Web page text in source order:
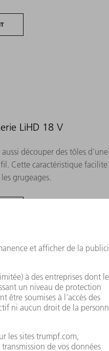
LiHD 18 V
découper des tôles
Cette caractéristique
grugeages.
et maniable sur plage
sur place. Parfaite pour